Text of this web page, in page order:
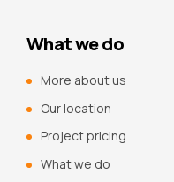
What we do
More about us
Our location
Project pricing
What we do